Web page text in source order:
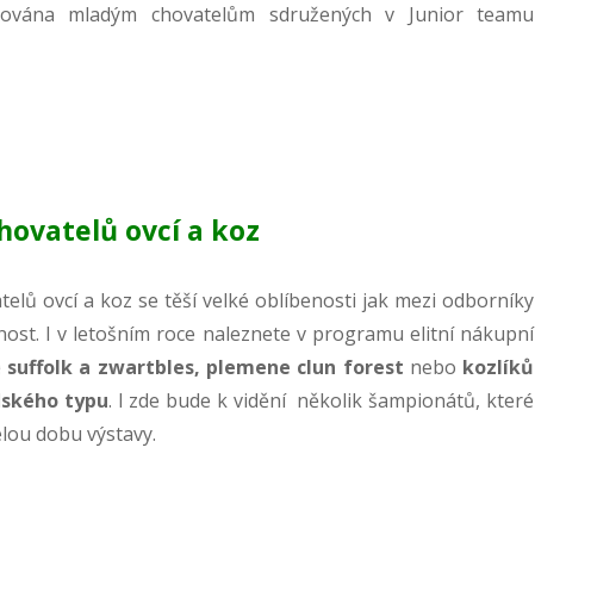
mladým chovatelům sdružených v Junior teamu
ovcí a koz
ovcí a koz se těší velké oblíbenosti jak mezi odborníky
I v letošním roce naleznete v programu elitní nákupní
suffolk a zwartbles, plemene clun forest nebo kozlíků
typu. I zde bude k vidění několik šampionátů, které
dobu výstavy.